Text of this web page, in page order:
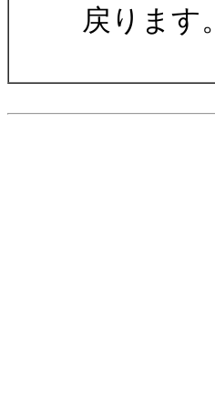
戻ります。